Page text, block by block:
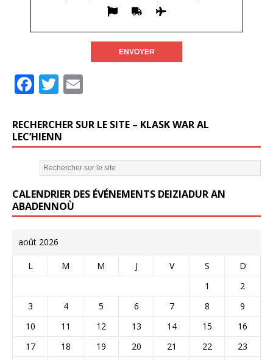
F
c
e
b
o
o
k
T
it
te
r
ai
l
RECHERCHER SUR LE SITE – KLASK WAR AL
LEC’HIENN
CALENDRIER DES ÉVÉNEMENTS DEIZIADUR AN
ABADENNOÙ
août 2026
L M M J V S
D
1
2
3
4 5 6 7 8
9
10
11 12 13 14 15
16
17
18 19 20 21 22
23